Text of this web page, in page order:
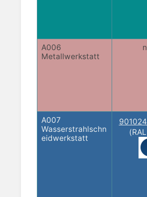
A006
Metallwerkstatt
A007
Wasserstrahlschn
eidwerkstatt